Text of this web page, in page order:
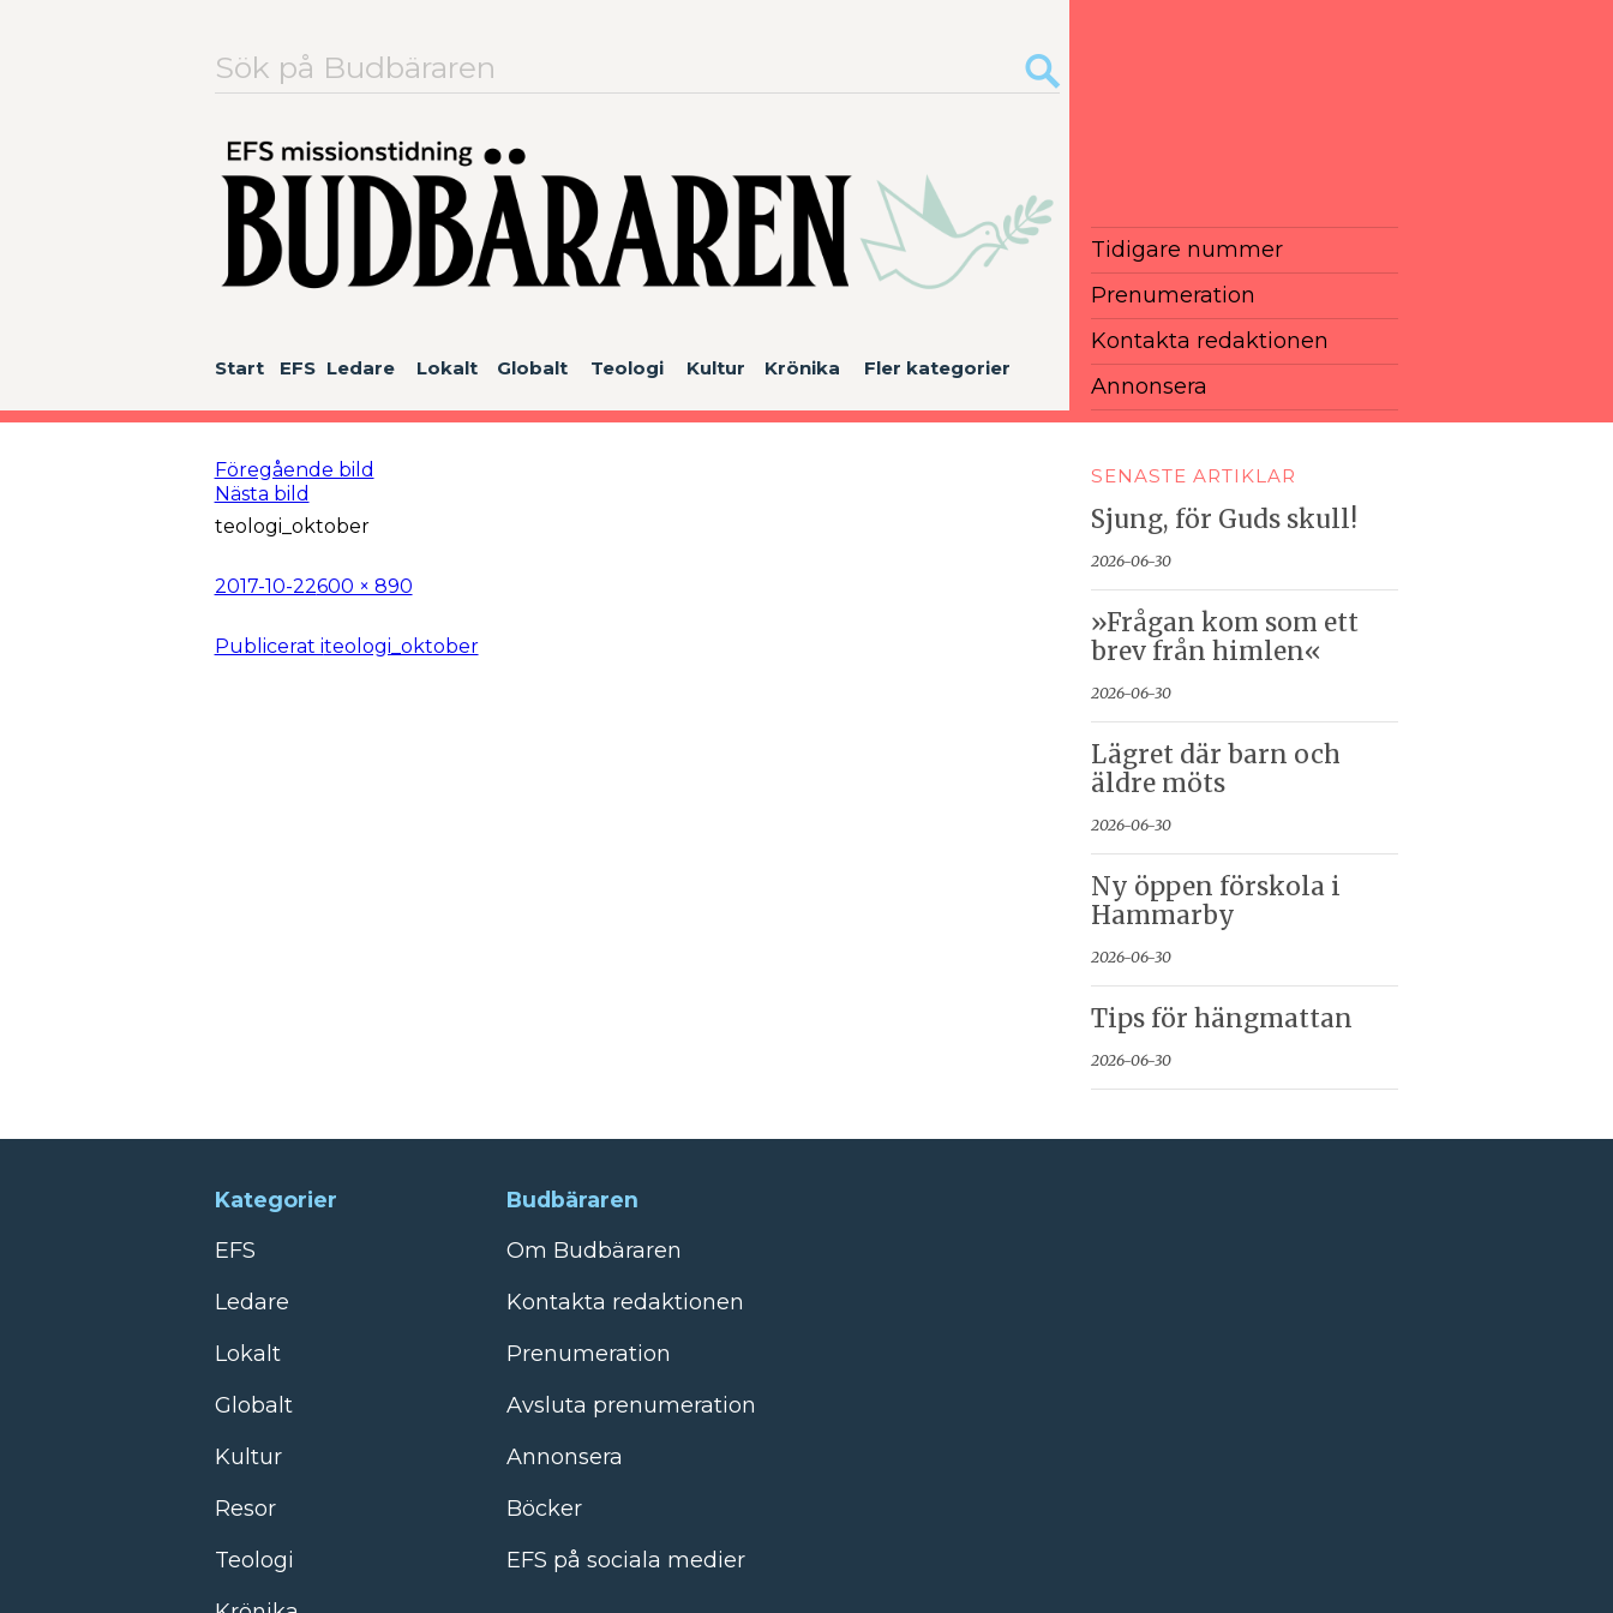
Sök
efter:
Start EFS Ledare Lokalt Globalt Teologi Kultur Krönika Fler kategorier
Tidigare nummer
Prenumeration
Kontakta redaktionen
Annonsera
Föregående bild
Nästa bild
teologi_oktober
Postat
2017-10-22Full
600 × 890
Inläggsnavigering
Publicerat iteologi_oktober
SENASTE ARTIKLAR
Sjung, för Guds skull!
2026-06-30
»Frågan kom som ett
brev från himlen«
2026-06-30
Lägret där barn och
äldre möts
2026-06-30
Ny öppen förskola i
Hammarby
2026-06-30
Tips för hängmattan
2026-06-30
Kategorier
EFS
Ledare
Lokalt
Globalt
Kultur
Resor
Teologi
Budbäraren
Om Budbäraren
Kontakta redaktionen
Prenumeration
Avsluta prenumeration
Annonsera
Böcker
EFS på sociala medier